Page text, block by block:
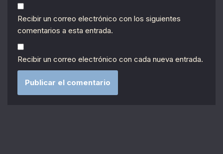
Recibir un correo electrónico con los siguientes
comentarios a esta entrada.
Recibir un correo electrónico con cada nueva entrada.